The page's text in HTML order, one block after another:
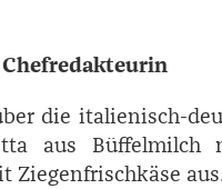
die italienisch-
aus
Ziegenfrischkäse